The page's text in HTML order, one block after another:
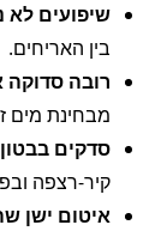
שיפועים לא
בין האריחים.
רובה סדוקה
מבחינת מים
סדקים
קיר-רצפה
איטום ישן